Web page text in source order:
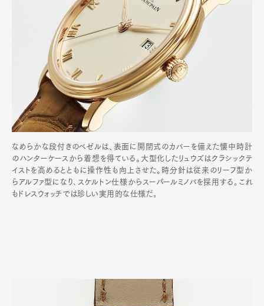
なめらかな段付きのベゼルは、表面に開閉式のカバーを備えた懐中時計
のハンターケースから着想を得ている。大型化したリュウズはクラシックテ
イストを高めるとともに操作性も向上させた。時分針は従来のリーフ型か
らアルファ型になり､スケルトン仕様からスーパールミノバを採用する｡これ
もドレスウォッチでは珍しい実用的な仕様だ｡